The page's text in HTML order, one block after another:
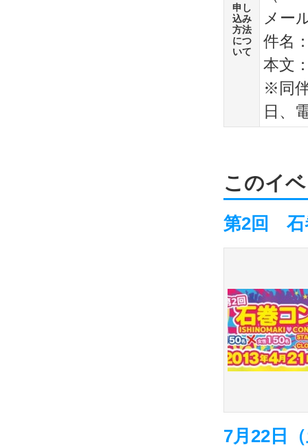
申し
込み
方法
につ
いて
メー
件名
本文
※同
日、
このイ
第2回 石
7月22日